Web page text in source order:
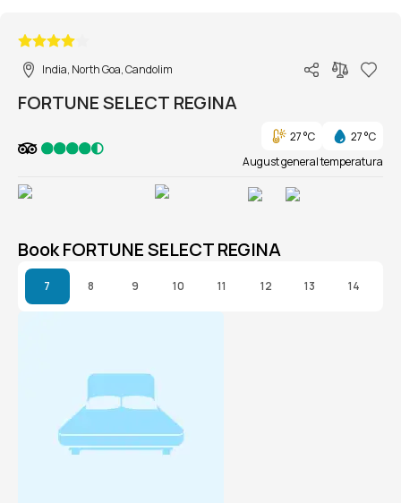
India, North Goa, Candolim
FORTUNE SELECT REGINA
27 °C
27 °C
August general temperatura
Book FORTUNE SELECT REGINA
7 8 9 10 11 12 13 14